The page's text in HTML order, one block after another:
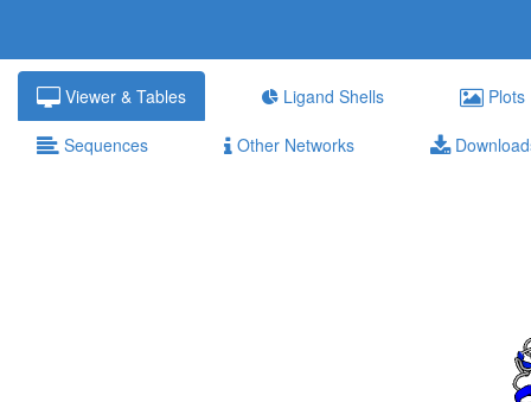
Viewer & Tables Ligand Shells Plots
Sequences Other Networks